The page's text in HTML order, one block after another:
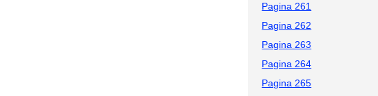
Pagina 261
Pagina 262
Pagina 263
Pagina 264
Pagina 265